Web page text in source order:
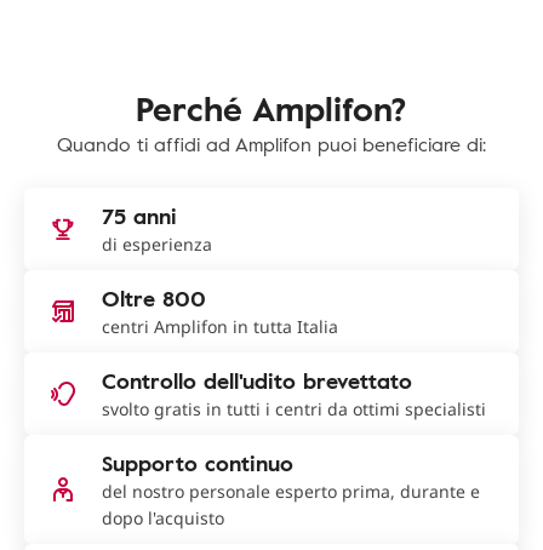
Perché Amplifon?
Quando ti affidi ad Amplifon puoi beneficiare di:
75 anni
di esperienza
Oltre 800
centri Amplifon in tutta Italia
Controllo dell'udito brevettato
svolto gratis in tutti i centri da ottimi specialisti
Supporto continuo
del nostro personale esperto prima, durante e
dopo l'acquisto